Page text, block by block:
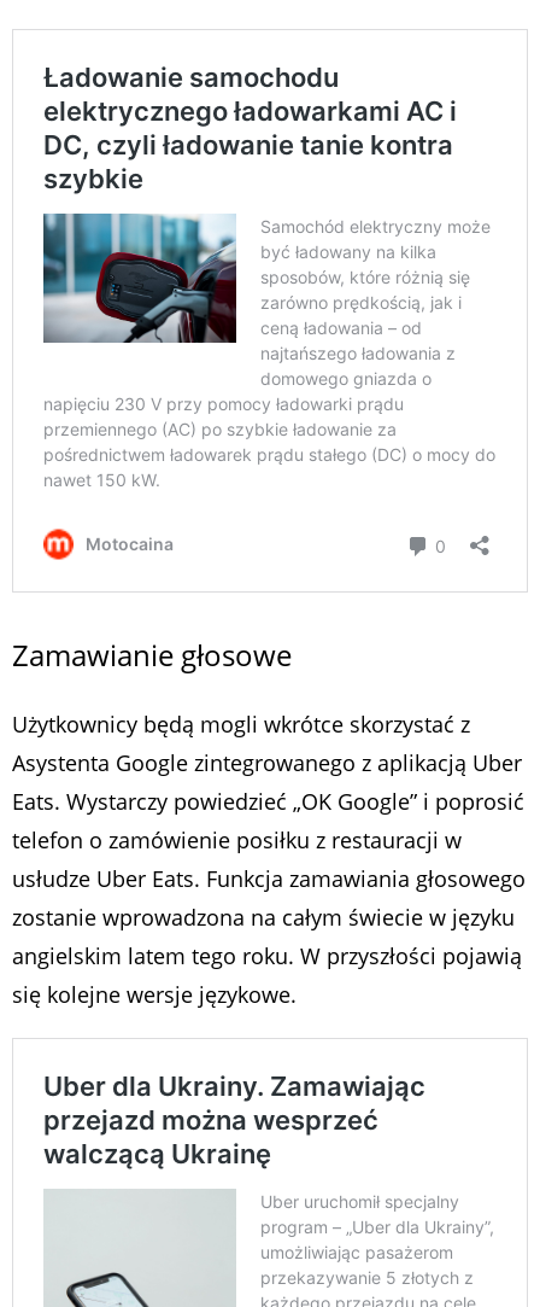
Zamawianie głosowe
Użytkownicy będą mogli wkrótce skorzystać z
Asystenta Google zintegrowanego z aplikacją Uber
Eats. Wystarczy powiedzieć „OK Google” i poprosić
telefon o zamówienie posiłku z restauracji w
usłudze Uber Eats. Funkcja zamawiania głosowego
zostanie wprowadzona na całym świecie w języku
angielskim latem tego roku. W przyszłości pojawią
się kolejne wersje językowe.